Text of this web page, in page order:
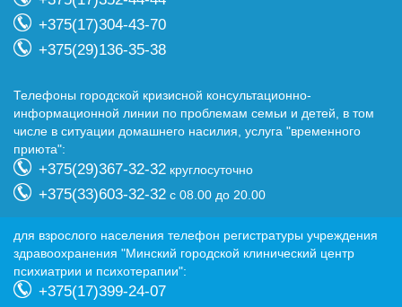
+375(17)304-43-70
+375(29)136-35-38
Телефоны городской кризисной консультационно-
информационной линии по проблемам семьи и детей, в том
числе в ситуации домашнего насилия, услуга "временного
приюта":
+375(29)367-32-32 круглосуточно
+375(33)603-32-32 с 08.00 до 20.00
для взрослого населения телефон регистратуры учреждения
здравоохранения "Минский городской клинический центр
психиатрии и психотерапии":
+375(17)399-24-07